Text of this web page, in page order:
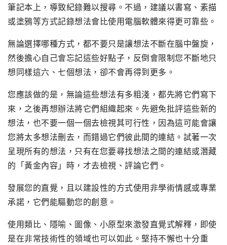
筆記本上，導致紀錄難以搜尋。不過，建議以書寫、素描
或塗鴉等方式記錄想法會比使用電腦軟體來得更可靠些。
無論選擇哪種方式，都不要只是讓想法不斷在腦中盤旋，
然後擔心自己會忘記這些好點子，反倒會限制您不斷地只
想同樣這六、七個想法，卻不會再得到更多。
您應該做的是，無論這些想法有多粗淺，都先將它們寫下
來，之後再想辦法將它們組織起來。先避免批評這些新的
想法，也不要一個一個去檢視其可行性，因為這可能會讓
您將太多想法刪去，而錯過它們彼此間的連結。試著一次
呈現所有的想法，只有在您要尋找想法之間的連結或潛藏
的「黃金內容」時，才去檢視、評論它們。
發展您的直覺，且以建設性的方式使用非學術情感或專業
承諾，它們能驅動您的創意。
使用類比、隱喻、圖像、小原型來激發直覺式解釋，即使
是在非常技術性的領域也可以如此。堅持不懈也十分重